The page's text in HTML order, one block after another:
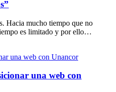
Hacia mucho tiempo que no
es limitado y por ello…
una web con